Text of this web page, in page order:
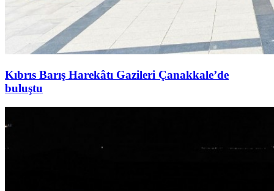
Kıbrıs Barış Harekâtı Gazileri Çanakkale’de
buluştu